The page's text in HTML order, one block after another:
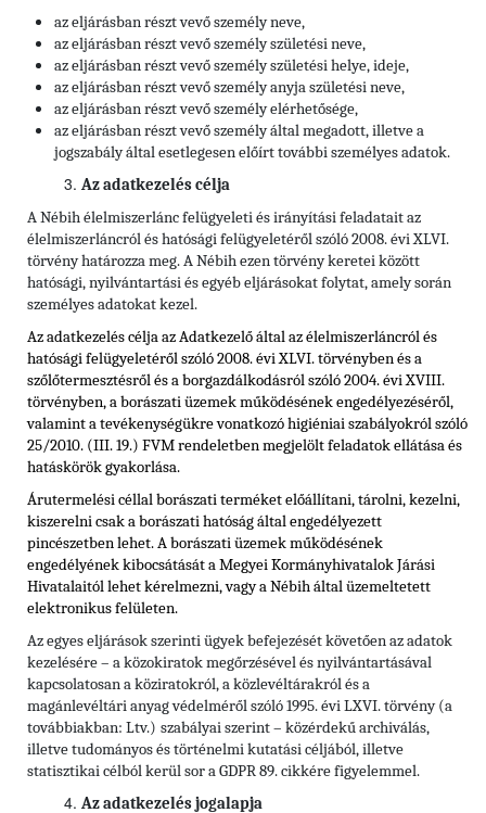
az eljárásban részt vevő személy neve,
az eljárásban részt vevő személy születési neve,
az eljárásban részt vevő személy születési helye, ideje,
az eljárásban részt vevő személy anyja születési neve,
az eljárásban részt vevő személy elérhetősége,
az eljárásban részt vevő személy által megadott, illetve a
jogszabály által esetlegesen előírt további személyes adatok.
Az adatkezelés célja
A Nébih élelmiszerlánc felügyeleti és irányítási feladatait az
élelmiszerláncról és hatósági felügyeletéről szóló 2008. évi XLVI.
törvény határozza meg. A Nébih ezen törvény keretei között
hatósági, nyilvántartási és egyéb eljárásokat folytat, amely során
személyes adatokat kezel.
Az adatkezelés célja az Adatkezelő által az élelmiszerláncról és
hatósági felügyeletéről szóló 2008. évi XLVI. törvényben ésa
szőlőtermesztésről és a borgazdálkodásról szóló 2004. évi XVIII.
törvényben, a borászati üzemek működésének engedélyezéséről,
valamint a tevékenységükre vonatkozó higiéniai szabályokról szóló
25/2010. (III. 19.) FVM rendeletbenmegjelölt feladatok ellátása és
hatáskörök gyakorlása.
Árutermelési céllal borászati terméket előállítani, tárolni, kezelni,
kiszerelni csak a borászati hatóság által engedélyezett
pincészetben lehet. A borászati üzemek működésének
engedélyének kibocsátását a Megyei Kormányhivatalok Járási
Hivatalaitól lehet kérelmezni, vagy a Nébih által üzemeltetett
elektronikus felületen.
Az egyes eljárások szerinti ügyek befejezését követően az adatok
kezelésére – a közokiratok megőrzésével és nyilvántartásával
kapcsolatosan a köziratokról, a közlevéltárakról és a
magánlevéltári anyag védelméről szóló 1995. évi LXVI. törvény (a
továbbiakban: Ltv.) szabályai szerint – közérdekű archiválás,
illetve tudományos és történelmi kutatási céljából, illetve
statisztikai célból kerül sor a GDPR 89. cikkére figyelemmel.
Az adatkezelés jogalapja